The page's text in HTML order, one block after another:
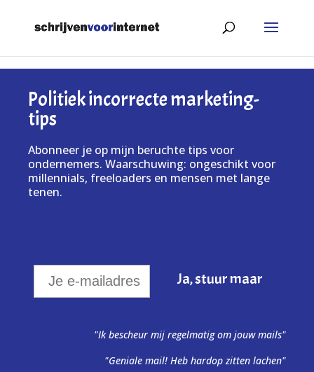
Politiek incorrecte marketing-
tips
Abonneer je op mijn beruchte tips voor
ondernemers. Waarschuwing: ongeschikt voor
millennials, freeloaders en mensen met lange
tenen.
"Ik bescheur mij regelmatig om jouw mails"
"Geniale mail! Heb hardop zitten lachen"